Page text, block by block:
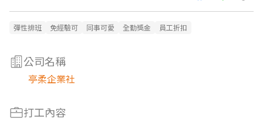
彈性排班 免經驗可 同事可愛 全勤獎金 員工折扣
公司名稱
亭柔企業社
打工內容